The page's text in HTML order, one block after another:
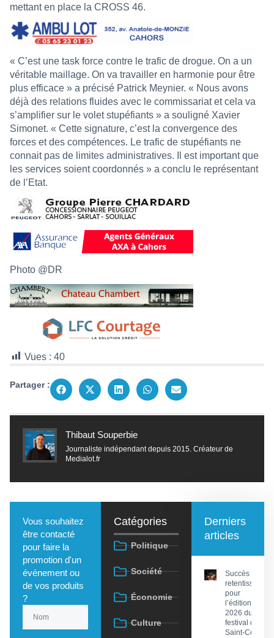
mettant en place la CROSS 46.
« C’est une task force contre le trafic de drogue. On a un
véritable maillage. On va travailler en harmonie pour être
plus efficace » a précisé Patrick Meynier. « Nous avons
déjà des relations fluides avec le commissariat et cela va
s’amplifier sur le volet stupéfiants » a souligné Xavier
Simonet. « Cette signature, c’est la convergence des
forces et des compétences. Le trafic de stupéfiants ne
connait pas de limites administratives. Il est important que
les services soient coordonnés » a conclu le représentant
de l’Etat.
Photo @DR
Vues : 40
Partager :
Thibaut Souperbie
Journaliste indépendant depuis 2015. Créateur de
Medialot.fr
Vous souhaitez
être contacté
pour faire la
promotion d'un
événement ou
de vos produits
?
Catégories
Politique
Société
Économie
Culture
Derniers
articles
Succès
retentissant
pour
l’édition
2026 du
festival de
Saint-Céré